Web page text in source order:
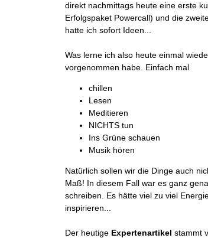
direkt nachmittags heute eine erste
Erfolgspaket Powercall) und die
hatte ich sofort Ideen...
Was lerne ich also heute einmal
vorgenommen habe. Einfach mal
chillen
Lesen
Meditieren
NICHTS tun
Ins Grüne schauen
Musik hören
Natürlich sollen wir die Dinge auch
Maß! In diesem Fall war es ganz
schreiben. Es hätte viel zu viel
inspirieren...
Der heutige Expertenartikel stammt